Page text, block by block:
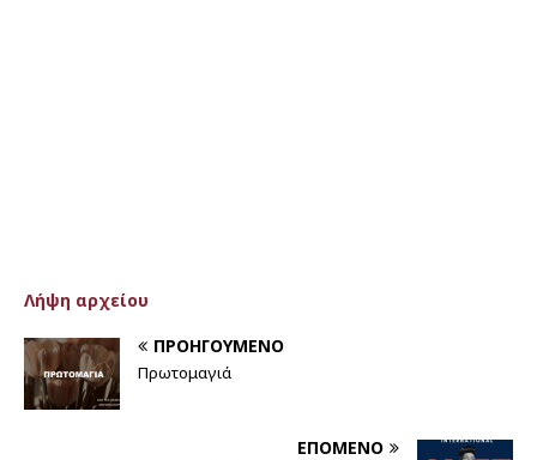
Λήψη αρχείου
ΠΡΟΗΓΟΎΜΕΝΟ
Πρωτομαγιά
ΕΠΌΜΕΝΟ